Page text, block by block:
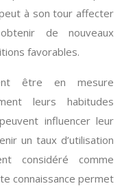
à son tour affecter
de nouveaux
favorables.
être en mesure
leurs habitudes
influencer leur
un taux d’utilisation
considéré comme
connaissance permet